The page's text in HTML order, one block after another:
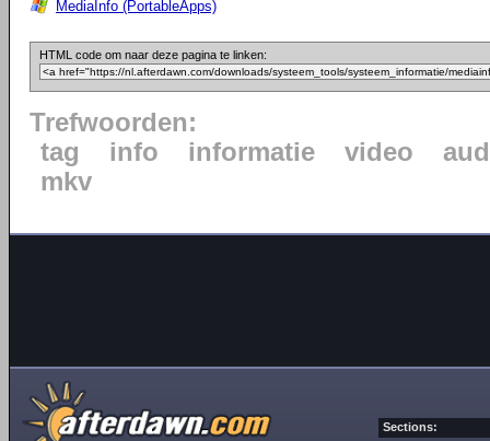
MediaInfo (PortableApps)
HTML code om naar deze pagina te linken:
Trefwoorden:
tag
info informatie video
mkv
Sections: